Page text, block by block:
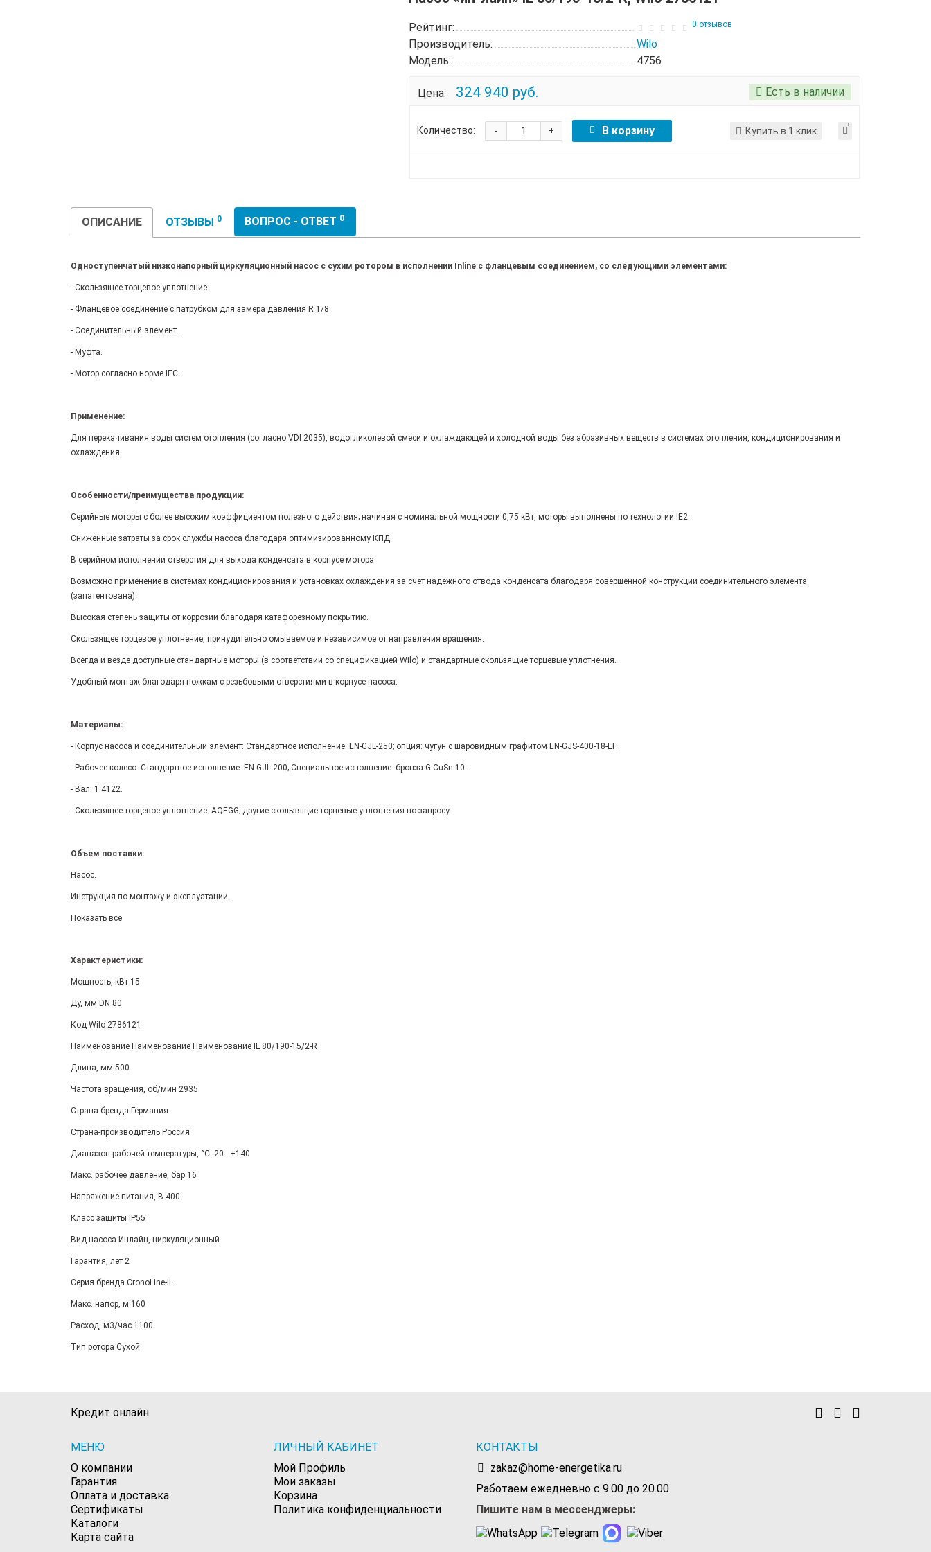
Рейтинг: 0 отзывов
Производитель:
Wilo
Модель:
4756
Цена: 324 940 руб. Есть в наличии
Количество: +
- В корзину Купить в 1 клик
ОПИСАНИЕ ОТЗЫВЫ 0 ВОПРОС - ОТВЕТ 0
Одноступенчатый низконапорный циркуляционный насос с сухим ротором в исполнении Inline с фланцевым соединением, со следующими элементами:
- Скользящее торцевое уплотнение.
- Фланцевое соединение с патрубком для замера давления R 1/8.
- Соединительный элемент.
- Муфта.
- Мотор согласно норме IEC.
Применение:
Для перекачивания воды систем отопления (согласно VDI 2035), водогликолевой смеси и охлаждающей и холодной воды без абразивных веществ в системах отопления, кондиционирования и
охлаждения.
Особенности/преимущества продукции:
Серийные моторы с более высоким коэффициентом полезного действия; начиная с номинальной мощности 0,75 кВт, моторы выполнены по технологии IE2.
Сниженные затраты за срок службы насоса благодаря оптимизированному КПД.
В серийном исполнении отверстия для выхода конденсата в корпусе мотора.
Возможно применение в системах кондиционирования и установках охлаждения за счет надежного отвода конденсата благодаря совершенной конструкции соединительного элемента
(запатентована).
Высокая степень защиты от коррозии благодаря катафорезному покрытию.
Скользящее торцевое уплотнение, принудительно омываемое и независимое от направления вращения.
Всегда и везде доступные стандартные моторы (в соответствии со спецификацией Wilo) и стандартные скользящие торцевые уплотнения.
Удобный монтаж благодаря ножкам с резьбовыми отверстиями в корпусе насоса.
Материалы:
- Корпус насоса и соединительный элемент: Стандартное исполнение: EN-GJL-250; опция: чугун с шаровидным графитом EN-GJS-400-18-LT.
- Рабочее колесо: Стандартное исполнение: EN-GJL-200; Специальное исполнение: бронза G-CuSn 10.
- Вал: 1.4122.
- Скользящее торцевое уплотнение: AQEGG; другие скользящие торцевые уплотнения по запросу.
Объем поставки:
Насос.
Инструкция по монтажу и эксплуатации.
Показать все
Характеристики:
Мощность, кВт 15
Ду, мм DN 80
Код Wilo 2786121
Наименование Наименование Наименование IL 80/190-15/2-R
Длина, мм 500
Частота вращения, об/мин 2935
Страна бренда Германия
Страна-производитель Россия
Диапазон рабочей температуры, °С -20...+140
Макс. рабочее давление, бар 16
Напряжение питания, В 400
Класс защиты IP55
Вид насоса Инлайн, циркуляционный
Гарантия, лет 2
Серия бренда CronoLine-IL
Макс. напор, м 160
Расход, м3/час 1100
Тип ротора Сухой
Кредит онлайн
МЕНЮ
О компании
Гарантия
Оплата и доставка
Сертификаты
Каталоги
Карта сайта
ЛИЧНЫЙ КАБИНЕТ
Мой Профиль
Мои заказы
Корзина
Политика конфиденциальности
КОНТАКТЫ
zakaz@home-energetika.ru
Работаем ежедневно с 9.00 до 20.00
Пишите нам в мессенджеры: